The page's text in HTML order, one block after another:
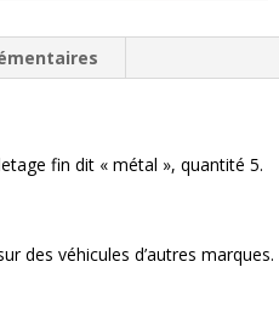
fin dit « métal », quantité 5.
des véhicules d’autres marques.